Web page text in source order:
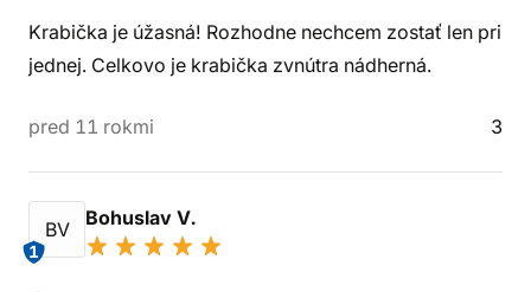
Krabička je úžasná! Rozhodne nechcem zostať len pri
jednej. Celkovo je krabička zvnútra nádherná.
pred 11 rokmi 3
BV
1
Bohuslav V.